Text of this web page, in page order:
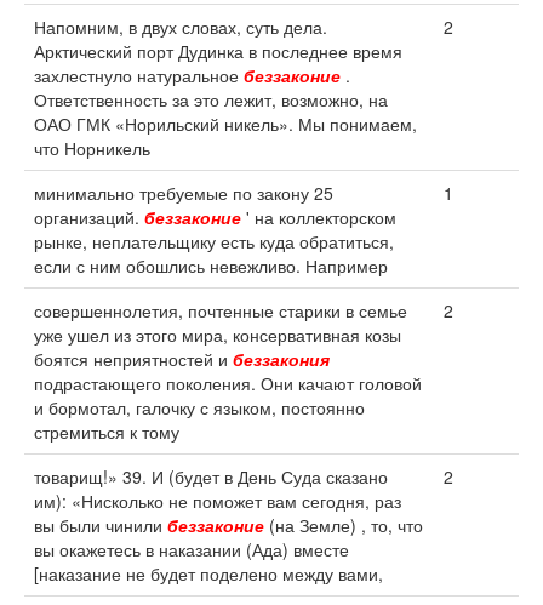
Напомним, в двух словах, суть дела.
Арктический порт Дудинка в последнее время
захлестнуло натуральное беззаконие .
Ответственность за это лежит, возможно, на
ОАО ГМК «Норильский никель». Мы понимаем,
что Норникель
2
минимально требуемые по закону 25
организаций. беззаконие ' на коллекторском
рынке, неплательщику есть куда обратиться,
если с ним обошлись невежливо. Например
1
совершеннолетия, почтенные старики в семье
уже ушел из этого мира, консервативная козы
боятся неприятностей и беззакония
подрастающего поколения. Они качают головой
и бормотал, галочку с языком, постоянно
стремиться к тому
2
товарищ!» 39. И (будет в День Суда сказано
им): «Нисколько не поможет вам сегодня, раз
вы были чинили беззаконие (на Земле) , то, что
вы окажетесь в наказании (Ада) вместе
[наказание не будет поделено между вами,
2